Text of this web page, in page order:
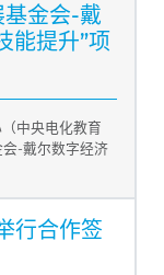
金会-戴
能提升”项
中央电化教育
-戴尔数字经济
行合作签